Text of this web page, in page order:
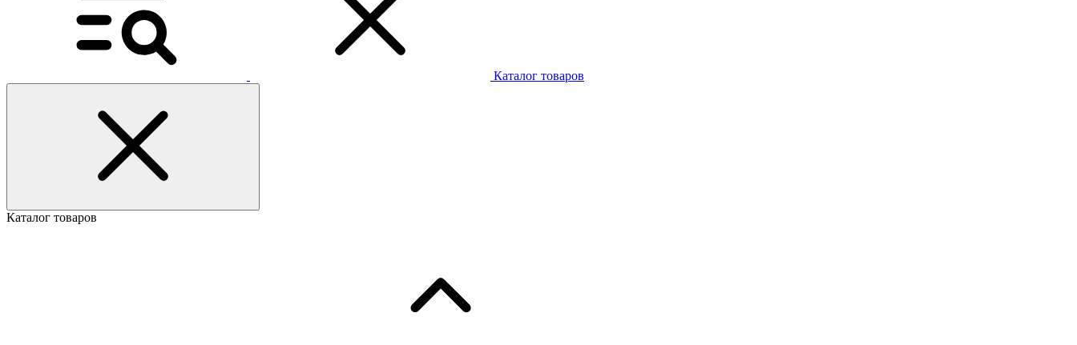
Каталог товаров
Каталог товаров